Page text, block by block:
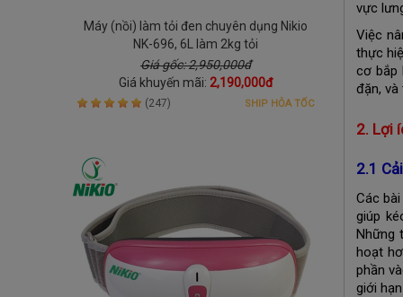
Máy (nồi) làm tỏi đen chuyên dụng Nikio
NK-696, 6L làm 2kg tỏi
Giá gốc: 2,950,000đ
Giá khuyến mãi: 2,190,000đ
(247) SHIP HỎA TỐC
vực
Việc
thực
cơ bắp
đặn, và
2. Lợi
2.1
Các
giúp
Những
hoạt
phần
giới